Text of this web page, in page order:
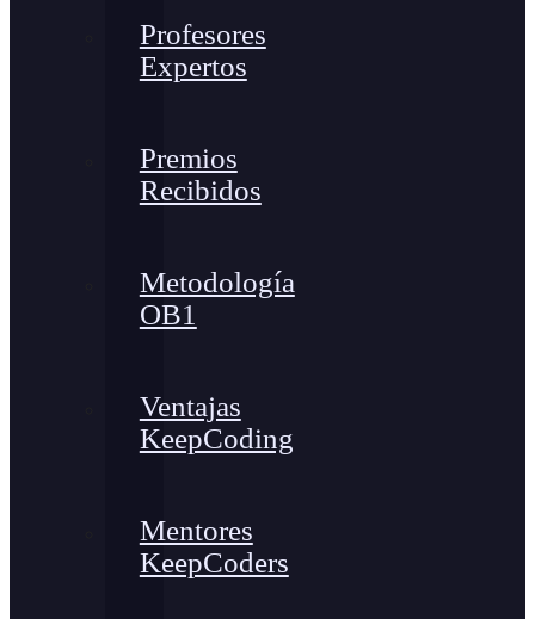
Profesores
Expertos
Premios
Recibidos
Metodología
OB1
Ventajas
KeepCoding
Mentores
KeepCoders